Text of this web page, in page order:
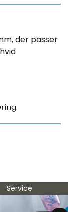
der passer
Service